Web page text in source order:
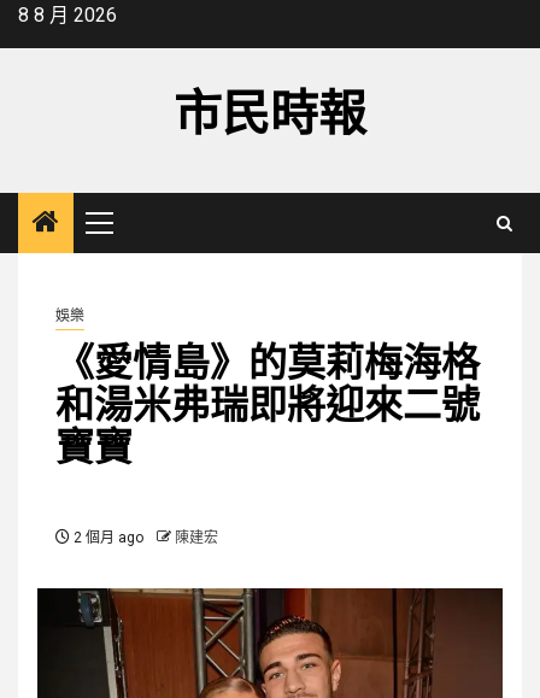
Skip8 8 月 2026
市民時報
Primary
Menu
娛樂
《愛情島》的莫莉梅海格
和湯米弗瑞即將迎來二號
寶寶
2 個月 ago 陳建宏